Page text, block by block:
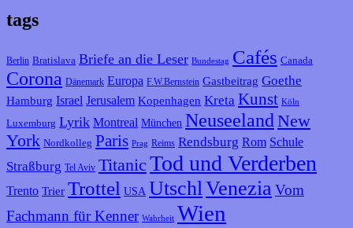
tags
Berlin Bratislava Briefe an die Leser Bundestag Cafés Canada
Corona Dänemark Europa F.W.Bernstein Gastbeitrag Goethe
Hamburg Israel Jerusalem Kopenhagen Kreta Kunst Köln
Luxemburg Lyrik Montreal München Neuseeland New
York Nordkolleg Paris Prag Reims Rendsburg Rom Schule
Straßburg Tel Aviv Titanic Tod und Verderben
Trento Trier Trottel USA Utschl Venezia Vom
Fachmann für Kenner Wahrheit Wien